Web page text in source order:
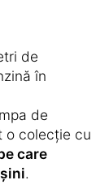
de
în
de
o colecție cu
care
.